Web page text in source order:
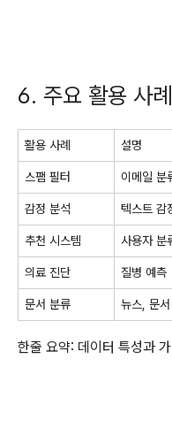
6. 주요 활용 사
활용 사례 설명
스팸 필터 이메일 분
감정 분석 텍스트 감
추천 시스템 사용자 분
의료 진단 질병 예측
문서 분류 뉴스, 문
한줄 요약: 데이터 특성과